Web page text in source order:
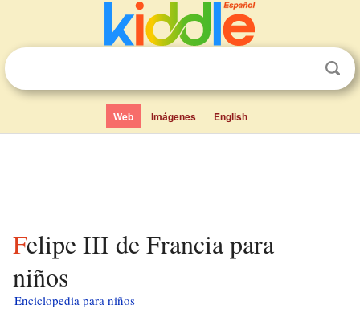
Web Imágenes English
Felipe III de Francia para
niños
Enciclopedia para niños